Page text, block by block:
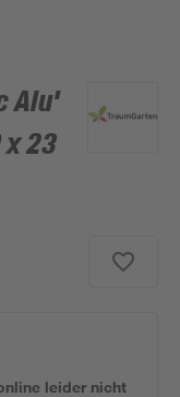
Alu'
23
leider nicht